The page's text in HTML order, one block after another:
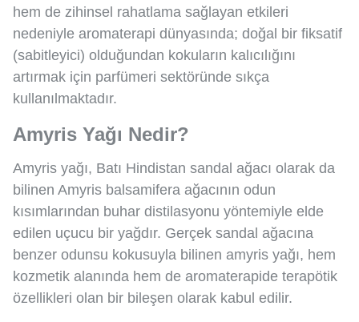
hem de zihinsel rahatlama sağlayan etkileri
nedeniyle aromaterapi dünyasında; doğal bir fiksatif
(sabitleyici) olduğundan kokuların kalıcılığını
artırmak için parfümeri sektöründe sıkça
kullanılmaktadır.
Amyris Yağı Nedir?
Amyris yağı, Batı Hindistan sandal ağacı olarak da
bilinen Amyris balsamifera ağacının odun
kısımlarından buhar distilasyonu yöntemiyle elde
edilen uçucu bir yağdır. Gerçek sandal ağacına
benzer odunsu kokusuyla bilinen amyris yağı, hem
kozmetik alanında hem de aromaterapide terapötik
özellikleri olan bir bileşen olarak kabul edilir.